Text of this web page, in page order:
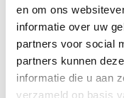
en om ons
informatie over uw
partners voor social
partners kunnen
informatie die u aan
verzameld op basis